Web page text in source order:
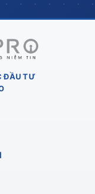
ĐẦU TƯ